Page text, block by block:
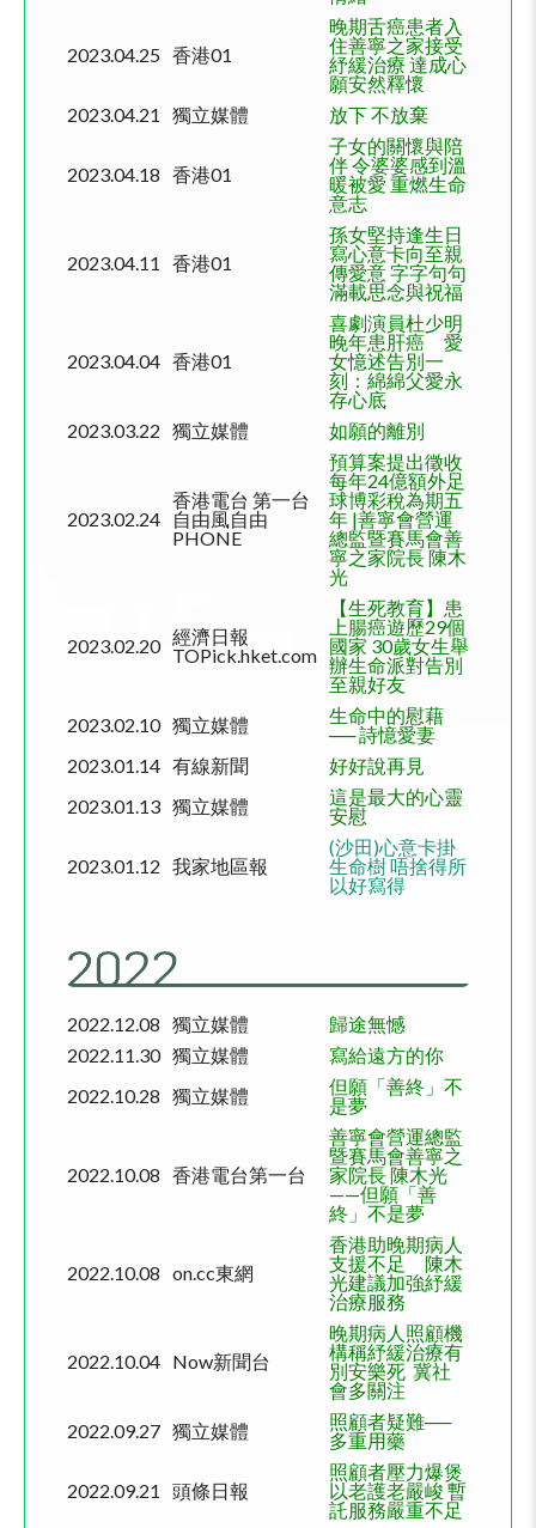
2023.04.25 香港01
晚期舌癌患者入
住善寧之家接受
紓緩治療 達成心
願安然釋懷
2023.04.21
獨立媒體 放下 不放棄
2023.04.18 香港01
子女的關懷與陪
伴 令婆婆感到溫
暖被愛 重燃生命
意志
2023.04.11 香港01
孫女堅持逢生日
寫心意卡向至親
傳愛意 字字句句
滿載思念與祝福
2023.04.04 香港01
喜劇演員杜少明
晚年患肝癌 愛
女憶述告別一
刻：綿綿父愛永
存心底
2023.03.22 獨立媒體 如願的離別
2023.02.24
香港電台 第一台
自由風自由
PHONE
預算案提出徵收
每年24億額外足
球博彩稅為期五
年 |善寧會營運
總監暨賽馬會善
寧之家院長 陳木
光
2023.02.20 經濟日報
TOPick.hket.com
【生死教育】患
上腸癌遊歷29個
國家 30歲女生舉
辦生命派對告別
至親好友
2023.02.10 獨立媒體
生命中的慰藉
── 詩憶愛妻
2023.01.14 有線新聞
好好說再見
2023.01.13 獨立媒體
這是最大的心靈
安慰
2023.01.12 我家地區報
(沙田)心意卡掛
生命樹 唔捨得所
以好寫得
2022.12.08 獨立媒體
歸途無憾
2022.11.30 獨立媒體
寫給遠方的你
2022.10.28 獨立媒體
但願「善終」不
是夢
2022.10.08 香港電台第一台
善寧會營運總監
暨賽馬會善寧之
家院長 陳木光
——但願「善
終」不是夢
2022.10.08 on.cc東網
香港助晚期病人
支援不足 陳木
光建議加強紓緩
治療服務
2022.10.04 Now新聞台
晚期病人照顧機
構稱紓緩治療有
別安樂死 冀社
會多關注
2022.09.27 獨立媒體
照顧者疑難──
多重用藥
2022.09.21 頭條日報
照顧者壓力爆煲
以老護老嚴峻 暫
託服務嚴重不足